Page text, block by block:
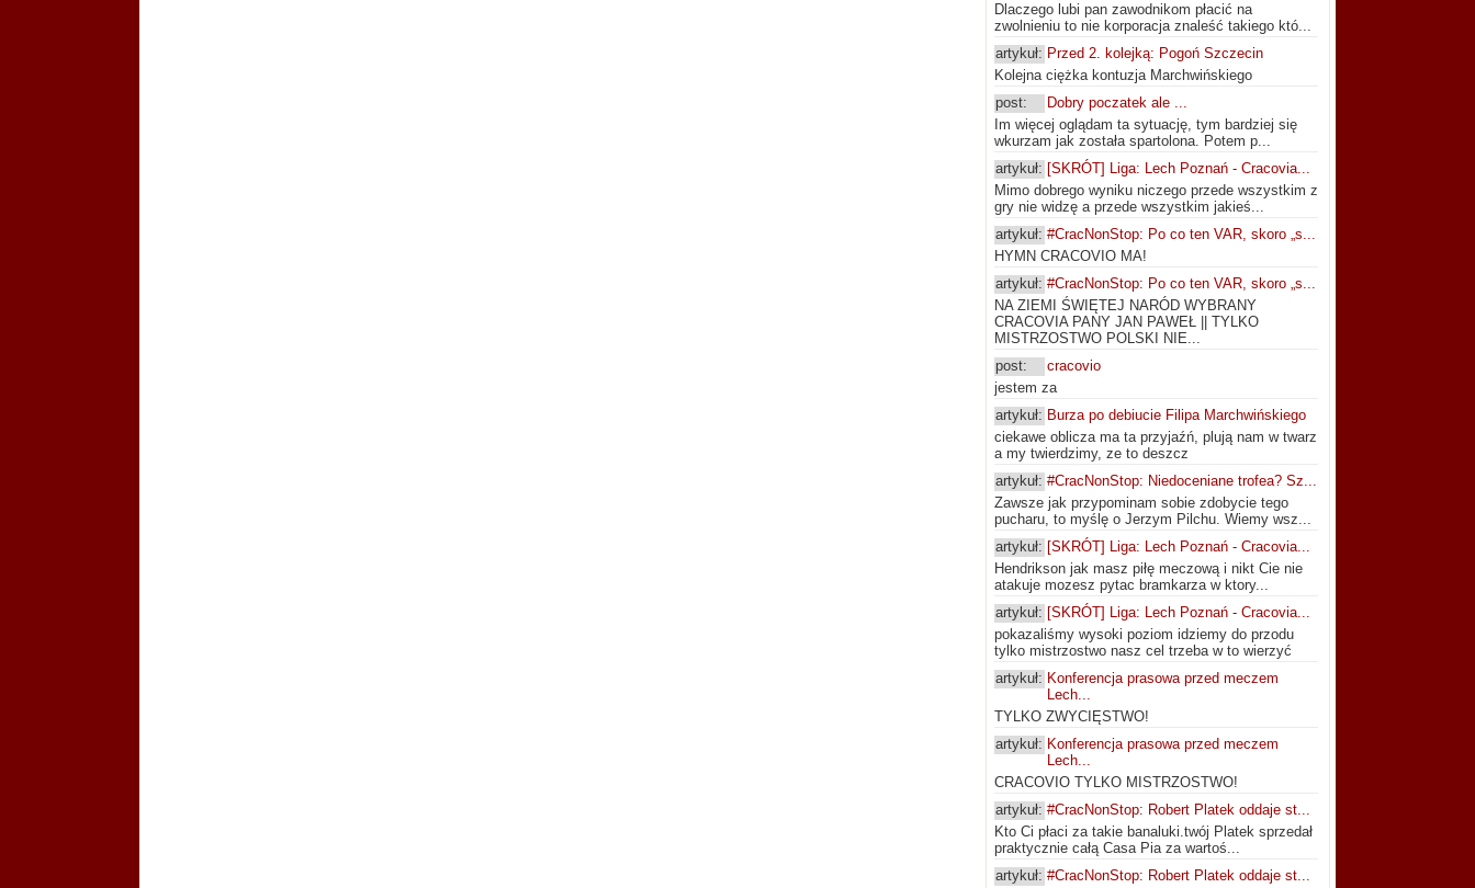
Dlaczego lubi pan zawodnikom płacić na
zwolnieniu to nie korporacja znaleść takiego któ...
artykuł: Przed 2. kolejką: Pogoń Szczecin
Kolejna ciężka kontuzja Marchwińskiego
post:
Dobry poczatek ale ...
Im więcej oglądam ta sytuację, tym bardziej się
wkurzam jak została spartolona. Potem p...
artykuł: [SKRÓT] Liga: Lech Poznań - Cracovia...
Mimo dobrego wyniku niczego przede wszystkim z
gry nie widzę a przede wszystkim jakieś...
artykuł: #CracNonStop: Po co ten VAR, skoro „s...
HYMN CRACOVIO MA!
artykuł: #CracNonStop: Po co ten VAR, skoro „s...
NA ZIEMI ŚWIĘTEJ NARÓD WYBRANY
CRACOVIA PANY JAN PAWEŁ || TYLKO
MISTRZOSTWO POLSKI NIE...
post:
cracovio
jestem za
artykuł: Burza po debiucie Filipa Marchwińskiego
ciekawe oblicza ma ta przyjaźń, plują nam w twarz
a my twierdzimy, ze to deszcz
artykuł: #CracNonStop: Niedoceniane trofea? Sz...
Zawsze jak przypominam sobie zdobycie tego
pucharu, to myślę o Jerzym Pilchu. Wiemy wsz...
artykuł: [SKRÓT] Liga: Lech Poznań - Cracovia...
Hendrikson jak masz piłę meczową i nikt Cie nie
atakuje mozesz pytac bramkarza w ktory...
artykuł: [SKRÓT] Liga: Lech Poznań - Cracovia...
pokazaliśmy wysoki poziom idziemy do przodu
tylko mistrzostwo nasz cel trzeba w to wierzyć
artykuł: Konferencja prasowa przed meczem
Lech...
TYLKO ZWYCIĘSTWO!
artykuł: Konferencja prasowa przed meczem
Lech...
CRACOVIO TYLKO MISTRZOSTWO!
artykuł: #CracNonStop: Robert Platek oddaje st...
Kto Ci płaci za takie banaluki.twój Platek sprzedał
praktycznie całą Casa Pia za wartoś...
artykuł: #CracNonStop: Robert Platek oddaje st...